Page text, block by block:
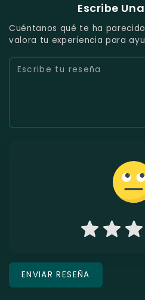
Escribe
Cuéntanos qué te ha
valora tu experiencia para